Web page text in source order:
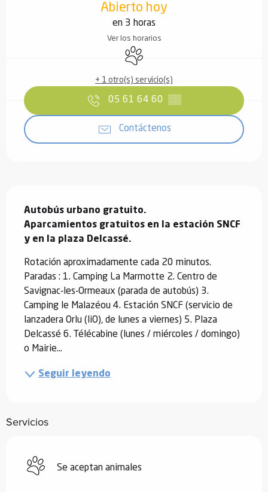
Abierto hoy
en 3 horas
Ver los horarios
Se aceptan animales
+ 1 otro(s) servicio(s)
05 61 64 60 ▒▒
Contáctenos
Autobús urbano gratuito.
Aparcamientos gratuitos en la estación SNCF
y en la plaza Delcassé.
Rotación aproximadamente cada 20 minutos.
Paradas : 1. Camping La Marmotte 2. Centro de
Savignac-les-Ormeaux (parada de autobús) 3.
Camping le Malazéou 4. Estación SNCF (servicio de
lanzadera Orlu (liO), de lunes a viernes) 5. Plaza
Delcassé 6. Télécabine (lunes / miércoles / domingo)
o Mairie...
Seguir leyendo
Servicios
Se aceptan animales